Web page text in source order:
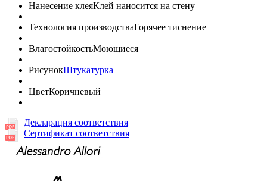
Нанесение клеяКлей наносится на стену
Технология производстваГорячее тиснение
ВлагостойкостьМоющиеся
РисунокШтукатурка
ЦветКоричневый
Декларация соответствия
Сертификат соответствия